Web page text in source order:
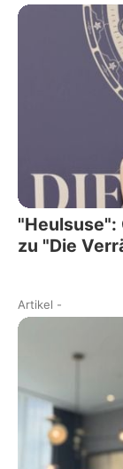
"Heulsuse":
zu "Die
Artikel -